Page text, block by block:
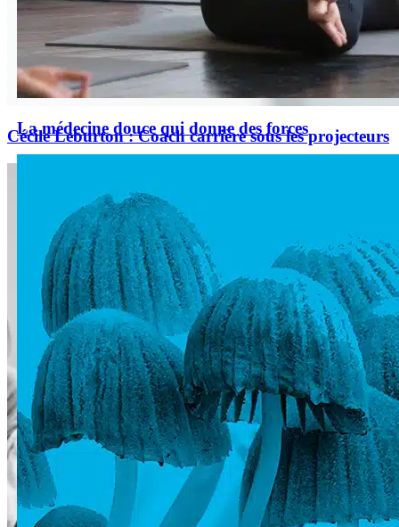
La médecine douce qui donne des forces
Cécile Leburton : Coach carrière sous les projecteurs